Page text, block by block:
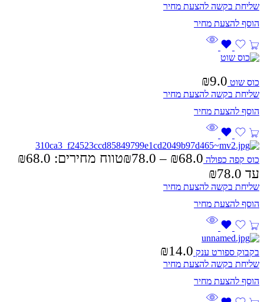
שליחת בקשה להצעת מחיר
כוס שוט ₪9.0
שליחת בקשה להצעת מחיר
כוס קפה כפולה ₪68.0
–
₪78.0
עד ⁦₪78.0⁩
שליחת בקשה להצעת מחיר
בקבוק ספורט ענק ₪14.0
שליחת בקשה להצעת מחיר